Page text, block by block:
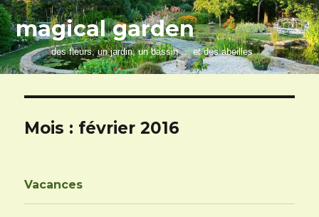
magical garden
des fleurs, un jardin, un bassin … et des abeilles
Mois : février 2016
Vacances